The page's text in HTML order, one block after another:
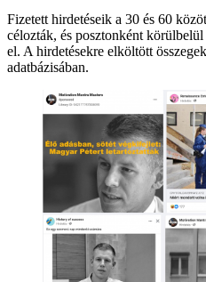
Fizetett hirdetéseik a 30 és 60
célozták, és posztonként
el. A hirdetésekre elköltött
adatbázisában.